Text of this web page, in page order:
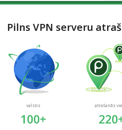
Pilns VPN serveru
valstis
100+
atrašanās